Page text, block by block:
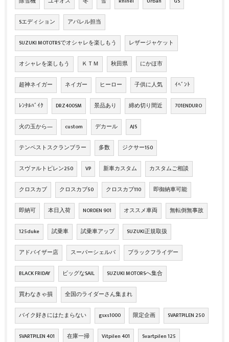
Sエディション アパレル担当
SUZUKI MOTOTRSでオシャレを楽しもう レザージャケット
オシャレを楽しもう ＫＴＭ 秋田県 にかほ市
超神ネイガー ネイガー ヒーロー 子供に人気 ｲﾍﾞﾝﾄ
ﾚﾝﾀﾙﾊﾞｲｸ DRZ400SM 景品あり 締め切り間近 701ENDURO
火の玉から― custom デカール AJS
テンペストスクランブラー 多数 ジクサー150
スヴァルトピレン250 VP 新車カスタム カスタムご相談
クロスカブ クロスカブ50 クロスカブ110 即御納車可能
即納可 本日入荷 NORDEN 901 オススメ車両 無転倒無事故
125duke 試乗車 試乗車アップ SUZUKI正規取扱
アドバイザー店 スーパーシェルパ ブラックフライデー
BLACK FRIDAY ビッグなSAIL SUZUKI MOTORSへ集合
買わなきゃ損 全国のライダーさん集まれ
バイク好きにはたまらない gsxs1000 限定企画 SVARTPILEN 250
SVARTPILEN 401 在庫一掃 Vitpilen 401 Svartpilen 125